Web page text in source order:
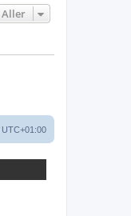
Aller
UTC+01:00